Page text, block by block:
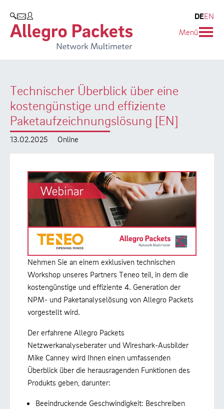
SUCHEN
DEEN
Menü
Technischer Überblick über eine
kostengünstige und effiziente
Paketaufzeichnungslösung [EN]
13.02.2025 Online
Nehmen Sie an einem exklusiven technischen
Workshop unseres Partners Teneo teil, in dem die
kostengünstige und effiziente 4. Generation der
NPM- und Paketanalyselösung von Allegro Packets
vorgestellt wird.
Der erfahrene Allegro Packets
Netzwerkanalyseberater und Wireshark-Ausbilder
Mike Canney wird Ihnen einen umfassenden
Überblick über die herausragenden Funktionen des
Produkts geben, darunter:
Beeindruckende Geschwindigkeit: Beschreiben
Allegro Network Multimeter
Produktübersicht
Use Cases
Whitepaper
Case Studies
Videos
Produkt-Handbuch
Training
Unternehmen
Partner
Umweltschutz
Forschung und Lehre